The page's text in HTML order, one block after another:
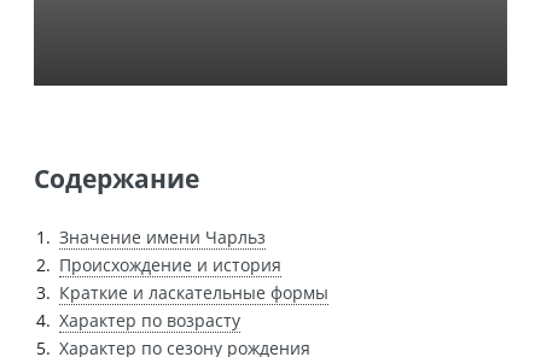
Содержание
Значение имени Чарльз
Происхождение и история
Краткие и ласкательные формы
Характер по возрасту
Характер по сезону рождения